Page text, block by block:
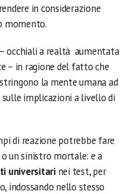
in considerazione
momento.
occhiali a realtà aumentata
– in ragione del fatto che
la mente umana ad
implicazioni a livello di
di reazione potrebbe fare
un sinistro mortale: e a
universitarinei test, per
indossando nello stesso